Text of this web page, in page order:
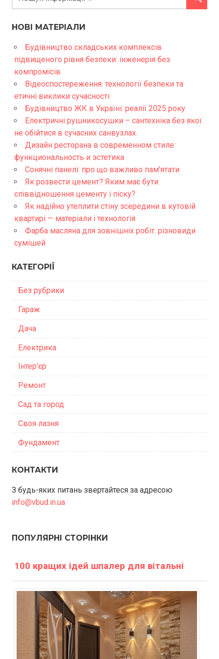
НОВІ МАТЕРІАЛИ
Будівництво складських комплексів
підвищеного рівня безпеки: інженерія без
компромісів
Відеоспостереження: технології безпеки та
етичні виклики сучасності
Будівництво ЖК в Україні: реалії 2025 року
Електричні рушникосушки – сантехніка без якої
не обійтися в сучасних санвузлах.
Дизайн ресторана в современном стиле:
функциональность и эстетика
Сонячні панелі: про що важливо пам’ятати
Як розвести цемент? Яким має бути
співвідношення цементу і піску?
Як надійно утеплити стіну зсередини в кутовій
квартирі — матеріали і технологія
Фарба масляна для зовнішніх робіт: різновиди
сумішей
КАТЕГОРІЇ
Без рубрики
Гараж
Дача
Електрика
Інтер'єр
Ремонт
Сад та город
Своя лазня
Фундамент
КОНТАКТИ
З будь-яких питань звертайтеся за адресою
info@vbud.in.ua
ПОПУЛЯРНІ СТОРІНКИ
100 кращих ідей шпалер для вітальні